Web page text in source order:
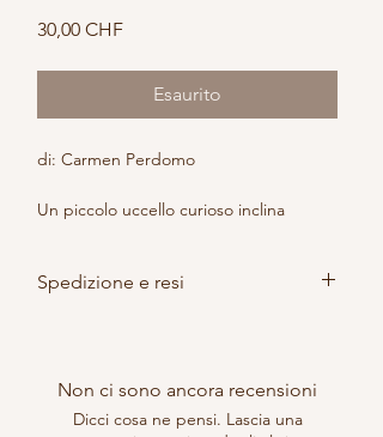
30,00 CHFPrezzo
Esaurito
di: Carmen Perdomo
Un piccolo uccello curioso inclina
circonda.Minimalista e tenero.
Dimensioni: 6 × 6 cm
Artista: Carmen Perdomo
Spedizione e resi
possono variare a seconda della
destinazione. Per ulteriori informazioni,
Non ci sono ancora recensioni
Dicci cosa ne pensi. Lascia una